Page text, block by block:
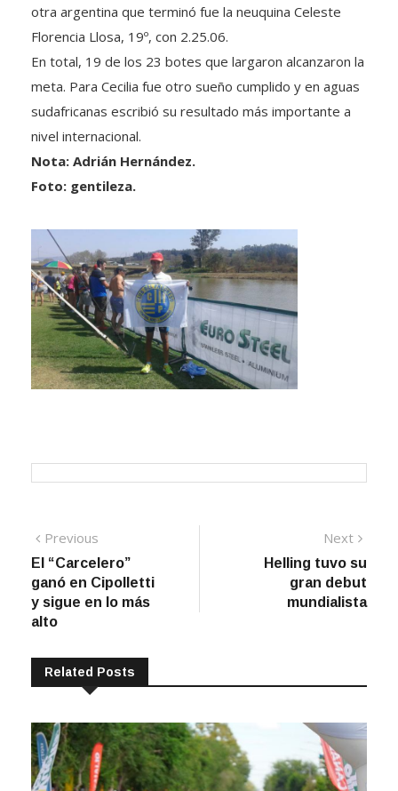
otra argentina que terminó fue la neuquina Celeste
Florencia Llosa, 19º, con 2.25.06.
En total, 19 de los 23 botes que largaron alcanzaron la
meta. Para Cecilia fue otro sueño cumplido y en aguas
sudafricanas escribió su resultado más importante a
nivel internacional.
Nota: Adrián Hernández.
Foto: gentileza.
Navegación
de
entradas
Previous
post:
El “Carcelero”
ganó en Cipolletti
y sigue en lo más
alto
Next
Helling tuvo su
gran debut
mundialista
Related Posts